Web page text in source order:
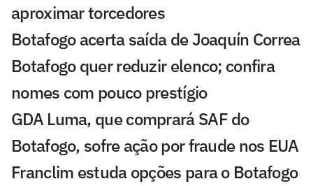
aproximar torcedores
Botafogo acerta saída de Joaquín Correa
Botafogo quer reduzir elenco; confira
nomes com pouco prestígio
GDA Luma, que comprará SAF do
Botafogo, sofre ação por fraude nos EUA
Franclim estuda opções para o Botafogo